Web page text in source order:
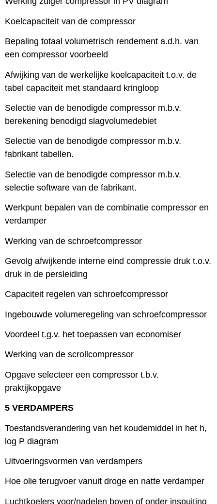
Koelcapaciteit van de compressor
Bepaling totaal volumetrisch rendement a.d.h. van
een compressor voorbeeld
Afwijking van de werkelijke koelcapaciteit t.o.v. de
tabel capaciteit met standaard kringloop
Selectie van de benodigde compressor m.b.v.
berekening benodigd slagvolumedebiet
Selectie van de benodigde compressor m.b.v.
fabrikant tabellen.
Selectie van de benodigde compressor m.b.v.
selectie software van de fabrikant.
Werkpunt bepalen van de combinatie compressor en
verdamper
Werking van de schroefcompressor
Gevolg afwijkende interne eind compressie druk t.o.v.
druk in de persleiding
Capaciteit regelen van schroefcompressor
Ingebouwde volumeregeling van schroefcompressor
Voordeel t.g.v. het toepassen van economiser
Werking van de scrollcompressor
Opgave selecteer een compressor t.b.v.
praktijkopgave
5 VERDAMPERS
Toestandsverandering van het koudemiddel in het h,
log P diagram
Uitvoeringsvormen van verdampers
Hoe olie terugvoer vanuit droge en natte verdamper
Luchtkoelers voor/nadelen boven of onder inspuiting